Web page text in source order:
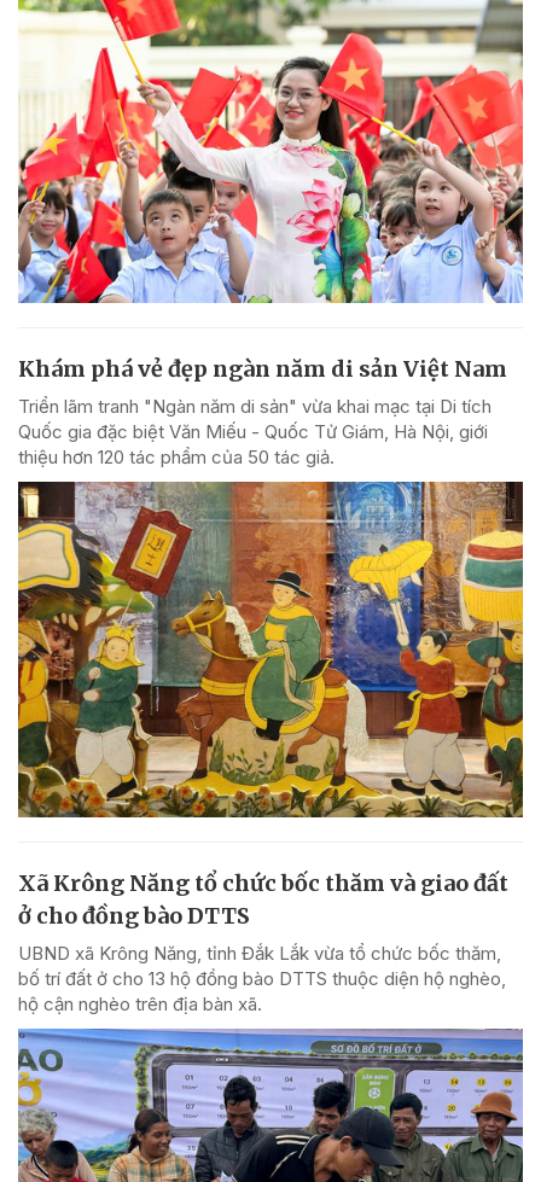
Khám phá vẻ đẹp ngàn năm di sản Việt Nam
Triển lãm tranh "Ngàn năm di sản" vừa khai mạc tại Di tích
Quốc gia đặc biệt Văn Miếu - Quốc Tử Giám, Hà Nội, giới
thiệu hơn 120 tác phẩm của 50 tác giả.
Xã Krông Năng tổ chức bốc thăm và giao đất
ở cho đồng bào DTTS
UBND xã Krông Năng, tỉnh Đắk Lắk vừa tổ chức bốc thăm,
bố trí đất ở cho 13 hộ đồng bào DTTS thuộc diện hộ nghèo,
hộ cận nghèo trên địa bàn xã.